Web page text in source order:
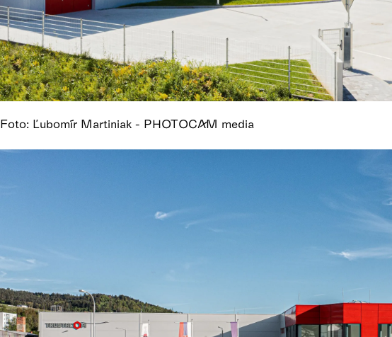
Foto: Ľubomír Martiniak - PHOTOCAM media